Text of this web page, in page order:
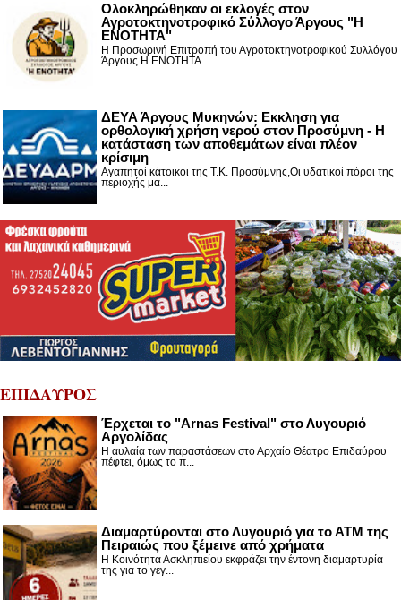
Ολοκληρώθηκαν οι εκλογές στον
Αγροτοκτηνοτροφικό Σύλλογο Άργους "Η
ΕΝΟΤΗΤΑ"
Η Προσωρινή Επιτροπή του Αγροτοκτηνοτροφικού Συλλόγου
Άργους Η ΕΝΟΤΗΤΑ...
ΔΕΥΑ Άργους Μυκηνών: Εκκληση για
ορθολογική χρήση νερού στον Προσύμνη - Η
κατάσταση των αποθεμάτων είναι πλέον
κρίσιμη
Αγαπητοί κάτοικοι της Τ.Κ. Προσύμνης,Οι υδατικοί πόροι της
περιοχής μα...
ΕΠΙΔΑΥΡΟΣ
Έρχεται το "Arnas Festival" στο Λυγουριό
Αργολίδας
Η αυλαία των παραστάσεων στο Αρχαίο Θέατρο Επιδαύρου
πέφτει, όμως το π...
Διαμαρτύρονται στο Λυγουριό για το ΑΤΜ της
Πειραιώς που ξέμεινε από χρήματα
Η Κοινότητα Ασκληπιείου εκφράζει την έντονη διαμαρτυρία
της για το γεγ...